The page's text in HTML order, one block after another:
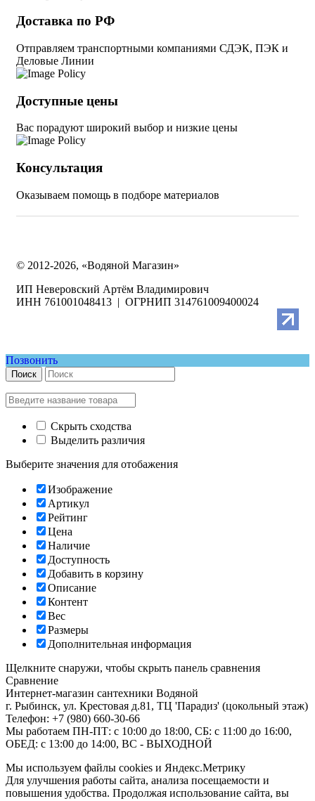
Доставка по РФ
Отправляем транспортными компаниями СДЭК, ПЭК и
Деловые Линии
Доступные цены
Вас порадуют широкий выбор и низкие цены
Консультация
Оказываем помощь в подборе материалов
© 2012-2026, «Водяной Магазин»
ИП Неверовский Артём Владимирович
ИНН 761001048413 | ОГРНИП 314761009400024
Позвонить
Поиск
Скрыть сходства
Выделить различия
Выберите значения для отобажения
Изображение
Артикул
Рейтинг
Цена
Наличие
Доступность
Добавить в корзину
Описание
Контент
Вес
Размеры
Дополнительная информация
Щелкните снаружи, чтобы скрыть панель сравнения
Сравнение
Интернет-магазин сантехники Водяной
г. Рыбинск, ул. Крестовая д.81, ТЦ 'Парадиз' (цокольный этаж)
Телефон: +7 (980) 660-30-66
Мы работаем ПН-ПТ: с 10:00 до 18:00, СБ: с 11:00 до 16:00,
ОБЕД: с 13:00 до 14:00, ВС - ВЫХОДНОЙ
Мы используем файлы cookies и Яндекс.Метрику
Для улучшения работы сайта, анализа посещаемости и
повышения удобства. Продолжая использование сайта, вы